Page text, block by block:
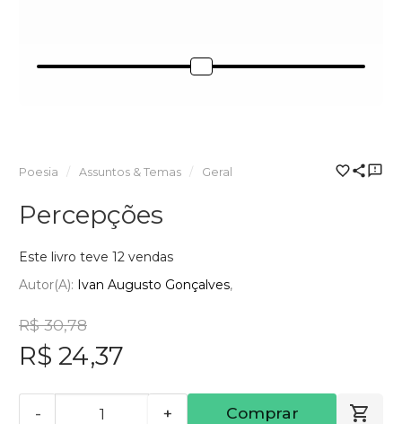
Poesia Assuntos & Temas Geral
Percepções
Este livro teve 12 vendas
Autor(a): Ivan Augusto Gonçalves
R$ 30,78
R$ 24,37
- + Comprar